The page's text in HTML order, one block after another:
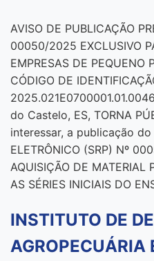
AVISO DE PUBLICAÇÃO
00050/2025 EXCLUSIVO
EMPRESAS DE PEQUENO
CÓDIGO DE
do Castelo, ES, TORNA
interessar, a publicação do
ELETRÔNICO (SRP) Nº
AQUISIÇÃO DE MATERIAL
AS SÉRIES INICIAIS DO
INSTITUTO DE
AGROPECUÁRIA